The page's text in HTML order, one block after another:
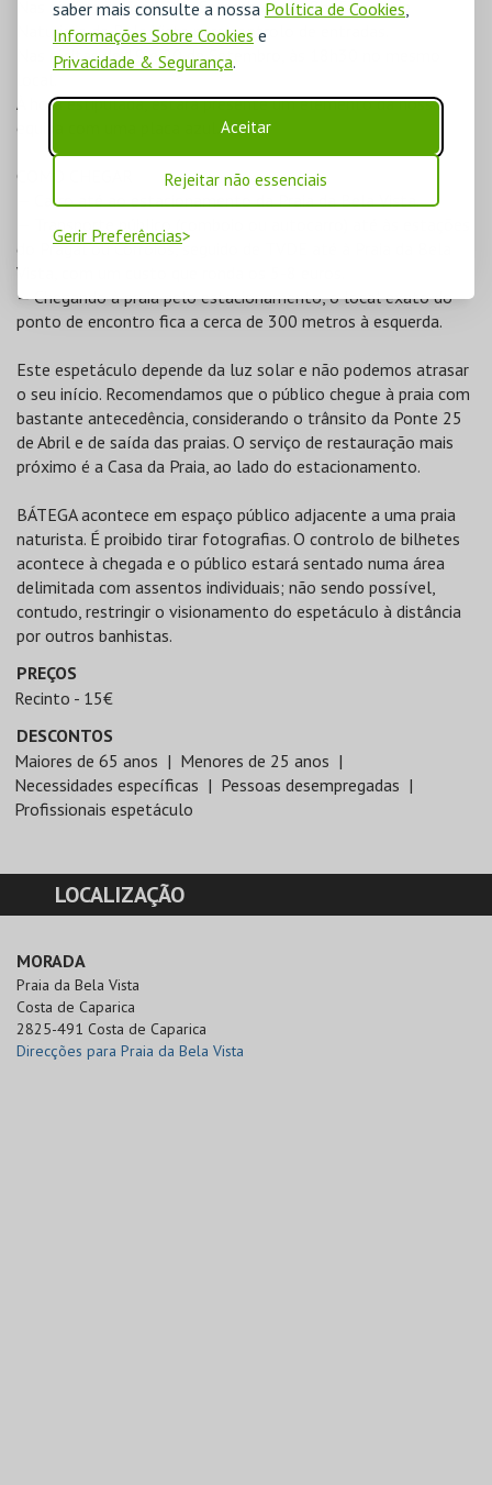
saber mais consulte a nossa Política de Cookies
Informações Sobre Cookies e
Privacidade & Segurança.
Aceitar
Rejeitar não essenciais
Gerir Preferências
Nas récitas de 3 a 13 de Setembro, às 18h45 na Praia
Naturista da Bela Vista para controlo de entradas.
Nas récitas de 19 e 20 de Setembro, às 18h30 no mesmo
À hora estipulada, estará presente um elemento da nossa
equipa com uma placa azul.
COMO CHEGAR
— Carro até ao estacionamento da Praia da Bela Vista.
— Transporte público (comboio ou autocarro) até às estações
do Pragal ou Corroios, seguido de TVDE até à Praia da Bela
Vista, com um custo que ronda os 5-8 euros.
— Chegando à praia pelo estacionamento, o local exato do
ponto de encontro fica a cerca de 300 metros à esquerda.
Este espetáculo depende da luz solar e não podemos atrasar
o seu início. Recomendamos que o público chegue à praia com
bastante antecedência, considerando o trânsito da Ponte 25
de Abril e de saída das praias. O serviço de restauração mais
próximo é a Casa da Praia, ao lado do estacionamento.
BÁTEGA acontece em espaço público adjacente a uma praia
naturista. É proibido tirar fotografias. O controlo de bilhetes
acontece à chegada e o público estará sentado numa área
delimitada com assentos individuais; não sendo possível,
contudo, restringir o visionamento do espetáculo à distância
por outros banhistas.
PREÇOS
Recinto - 15€
DESCONTOS
Maiores de 65 anos
Menores de 25 anos
Necessidades específicas
Pessoas desempregadas
Profissionais espetáculo
LOCALIZAÇÃO
MORADA
Praia da Bela Vista
Costa de Caparica
2825-491 Costa de Caparica
Direcções para Praia da Bela Vista